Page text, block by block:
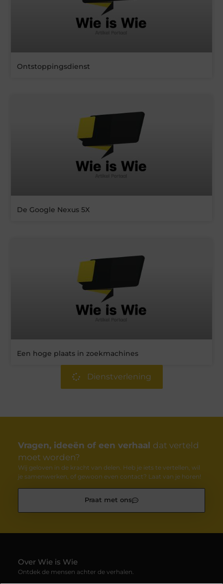
Ontstoppingsdienst
De Google Nexus 5X
Een hoge plaats in zoekmachines
Dienstverlening
Vragen, ideeën of een verhaal dat verteld
moet worden?
Wij geloven in de kracht van delen. Heb je iets te vertellen, wil
je samenwerken, of gewoon even contact? Laat van je horen!
Praat met ons
Over Wie is Wie
Ontdek de mensen achter de verhalen.